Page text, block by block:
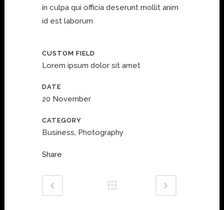
in culpa qui officia deserunt mollit anim
id est laborum
CUSTOM FIELD
Lorem ipsum dolor sit amet
DATE
20 November
CATEGORY
Business, Photography
Share